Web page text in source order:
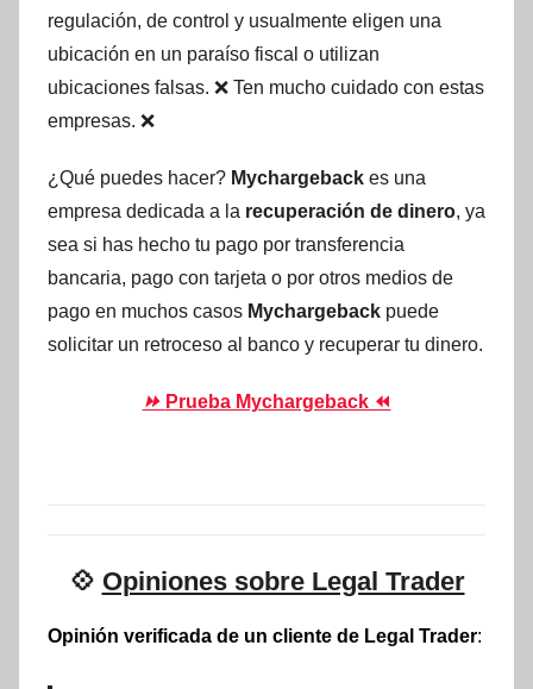
regulación, de control y usualmente eligen una
ubicación en un paraíso fiscal o utilizan
ubicaciones falsas. ❌ Ten mucho cuidado con estas
empresas. ❌
¿Qué puedes hacer? Mychargeback es una
empresa dedicada a la recuperación de dinero, ya
sea si has hecho tu pago por transferencia
bancaria, pago con tarjeta o por otros medios de
pago en muchos casos Mychargeback puede
solicitar un retroceso al banco y recuperar tu dinero.
⏩ Prueba Mychargeback ⏪
💠 Opiniones sobre Legal Trader
Opinión verificada de un cliente de Legal Trader: